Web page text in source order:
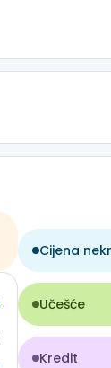
Cijena
Učešće
Kredit